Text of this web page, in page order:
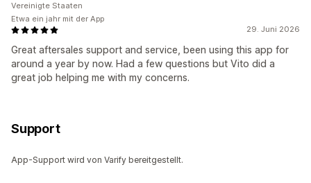
29. Juni 2026
Great aftersales support and service, been using this app for
around a year by now. Had a few questions but Vito did a
great job helping me with my concerns.
Vereinigte Staaten
Etwa ein jahr mit der App
Support
App-Support wird von Varify bereitgestellt.